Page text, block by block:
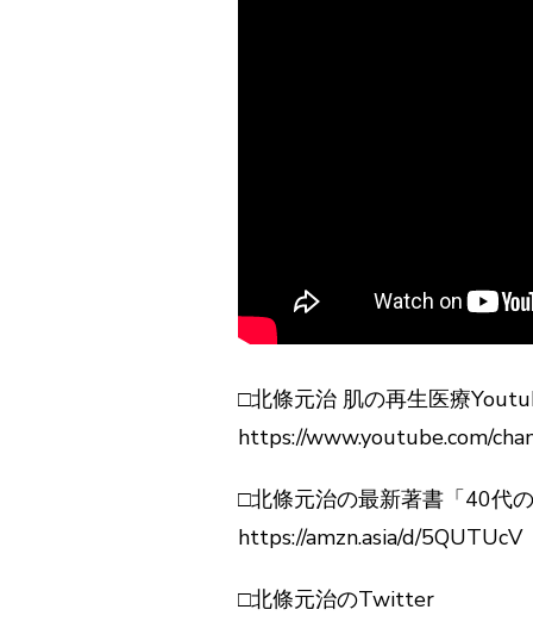
□北條元治 肌の再生医療
https://www.youtube.com/
□北條元治の最新著書「40代
https://amzn.asia/d/5QUTUcV
□北條元治のTwitter